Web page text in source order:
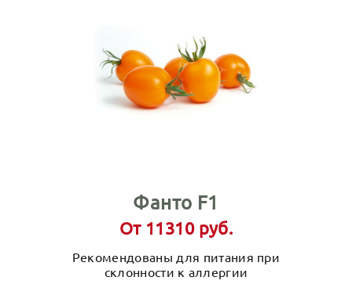
Фанто F1
От 11310 руб.
Рекомендованы для питания при
склонности к аллергии